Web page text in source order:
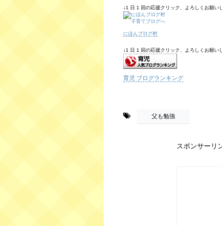
↓1 日 1 回の応援クリック、よろしくお願い
にほんブログ村
↓1 日 1 回の応援クリック、よろしくお願い
育児 ブログランキング
父も勉強
スポンサーリ